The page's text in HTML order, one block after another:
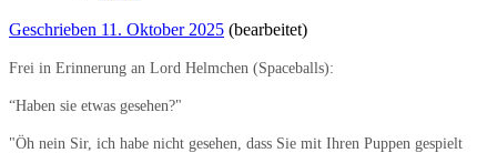
Geschrieben 11. Oktober 2025 (bearbeitet)
Frei in Erinnerung an Lord Helmchen (Spaceballs):
“Haben sie etwas gesehen?"
"Öh nein Sir, ich habe nicht gesehen, dass Sie mit Ihren Puppen gespielt